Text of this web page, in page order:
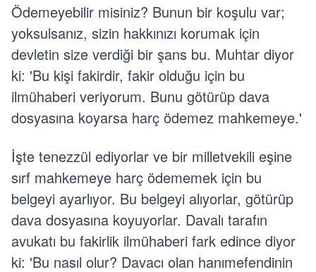
Ödemeyebilir misiniz? Bunun bir koşulu var;
yoksulsanız, sizin hakkınızı korumak için
devletin size verdiği bir şans bu. Muhtar diyor
ki: 'Bu kişi fakirdir, fakir olduğu için bu
ilmühaberi veriyorum. Bunu götürüp dava
dosyasına koyarsa harç ödemez mahkemeye.'
İşte tenezzül ediyorlar ve bir milletvekili eşine
sırf mahkemeye harç ödememek için bu
belgeyi ayarlıyor. Bu belgeyi alıyorlar, götürüp
dava dosyasına koyuyorlar. Davalı tarafın
avukatı bu fakirlik ilmühaberi fark edince diyor
ki: 'Bu nasıl olur? Davacı olan hanımefendinin